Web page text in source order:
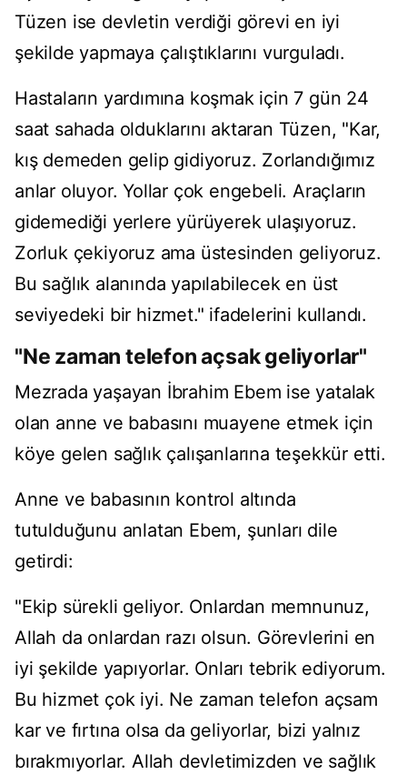
Tüzen ise devletin verdiği görevi en iyi
şekilde yapmaya çalıştıklarını vurguladı.
Hastaların yardımına koşmak için 7 gün 24
saat sahada olduklarını aktaran Tüzen, "Kar,
kış demeden gelip gidiyoruz. Zorlandığımız
anlar oluyor. Yollar çok engebeli. Araçların
gidemediği yerlere yürüyerek ulaşıyoruz.
Zorluk çekiyoruz ama üstesinden geliyoruz.
Bu sağlık alanında yapılabilecek en üst
seviyedeki bir hizmet." ifadelerini kullandı.
"Ne zaman telefon açsak geliyorlar"
Mezrada yaşayan İbrahim Ebem ise yatalak
olan anne ve babasını muayene etmek için
köye gelen sağlık çalışanlarına teşekkür etti.
Anne ve babasının kontrol altında
tutulduğunu anlatan Ebem, şunları dile
getirdi:
"Ekip sürekli geliyor. Onlardan memnunuz,
Allah da onlardan razı olsun. Görevlerini en
iyi şekilde yapıyorlar. Onları tebrik ediyorum.
Bu hizmet çok iyi. Ne zaman telefon açsam
kar ve fırtına olsa da geliyorlar, bizi yalnız
bırakmıyorlar. Allah devletimizden ve sağlık